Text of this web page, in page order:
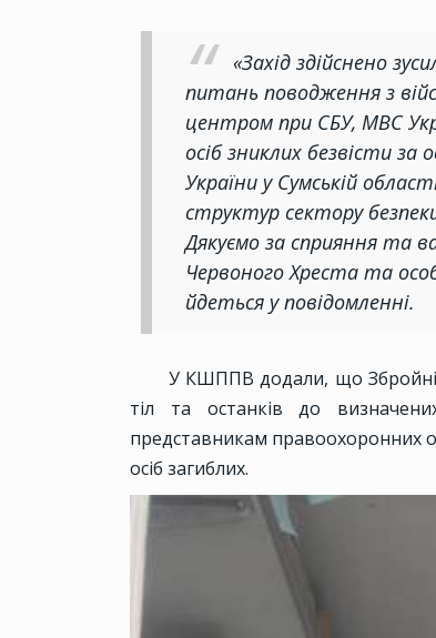
«Захід здійснено
питань поводження з
центром при СБУ, МВС
осіб зниклих безвісти
України у Сумській
структур сектору
Дякуємо за сприяння та
Червоного Хреста та
йдеться у повідомленні.
У КШППВ додали, що Збройні
тіл та останків до
представникам правоохоронних
осіб загиблих.